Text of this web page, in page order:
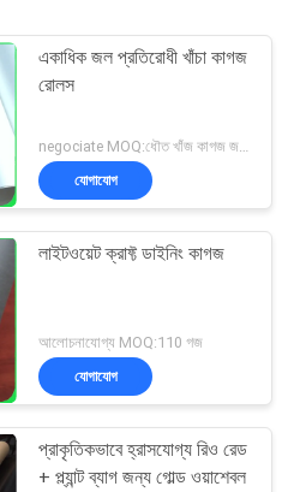
একাধিক জল প্রতিরোধী খাঁচা কাগজ
রোলস
negociate MOQ:ধৌত খাঁজ কাগজ জন্য 1 গজ
যোগাযোগ
লাইটওয়েট ক্রাফ্ট ডাইনিং কাগজ
আলোচনাযোগ্য MOQ:110 গজ
যোগাযোগ
প্রাকৃতিকভাবে হ্রাসযোগ্য রিও রেড
+ প্ল্যান্ট ব্যাগ জন্য গোল্ড ওয়াশেবল